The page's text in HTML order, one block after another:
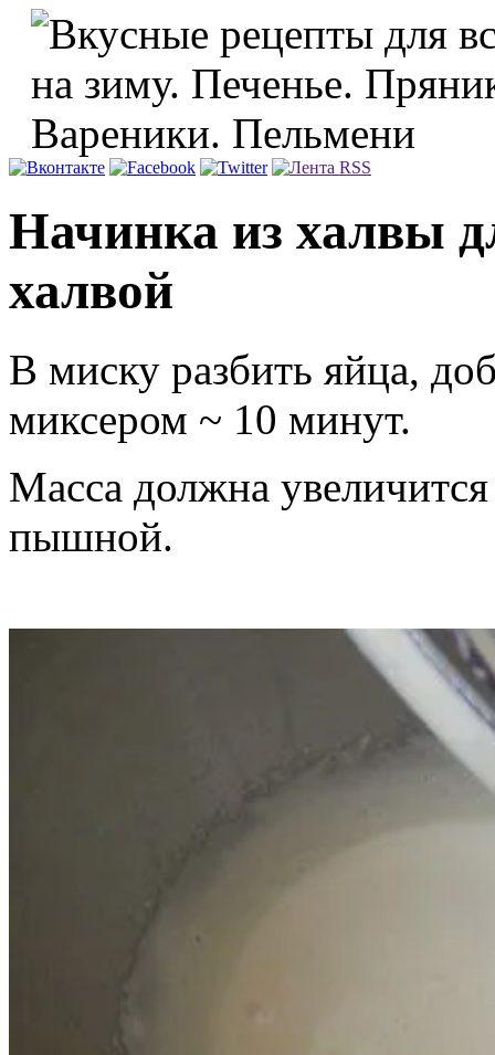
Начинка из халвы
халвой
В миску разбить яйца,
миксером ~ 10 минут.
Масса должна
пышной.